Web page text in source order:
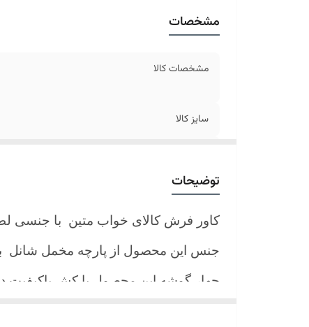
مشخصات
مشخصات کالا
سایز کالا
توضیحات
کاور فرش کالای خواب متین با جنسی
جنس این محصول از پارچه مخمل شانل
چهار گوشه این محصول با کش